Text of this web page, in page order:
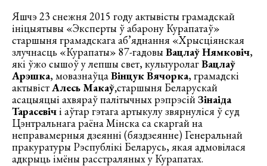
Яшчэ 23 снежня 2015 году актывісты грамадскай
ініцыятывы «Эксперты ў абарону Курапатаў»
старшыня грамадскага аб’яднання «Хрысціянская
злучнасць «Курапаты» 87-гадовыВацлаў Нямковіч,
які ўжо сышоў у лепшы свет, культуролагВацлаў
Арэшка, мовазнаўцаВінцук Вячорка, грамадскі
актывістАлесь Макаў,старшыня Беларускай
асацыяцыі ахвяраў палітычных рэпрэсійЗінаіда
Тарасевічі аўтар гэтага артыкулу звярнуліся ў суд
Цэнтральнага раёна Мінска са скаргай на
неправамерныя дзеянні (бяздзеянне) Генеральнай
пракуратуры Рэспублікі Беларусь, якая адмовілася
адкрыць імёны расстраляных у Курапатах.